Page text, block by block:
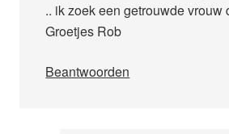
.. ik zoek een getrouwde vrouw
Groetjes Rob
Beantwoorden